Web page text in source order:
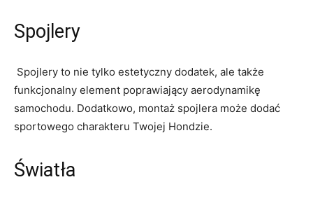
Spojlery
​ Spojlery to nie tylko estetyczny⁤ dodatek, ale także
funkcjonalny element ⁣poprawiający⁣ aerodynamikę
samochodu. Dodatkowo, montaż⁣ spojlera może ⁢dodać
sportowego charakteru Twojej Hondzie.
Światła